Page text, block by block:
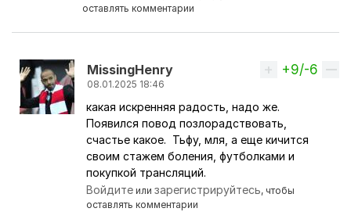
оставлять комментарии
MissingHenry
08.01.2025 18:46
Ответ на комментарий пользователяБла Бла Бла
Вверх
+9/-6
какая искренняя радость, надо же.
Появился повод позлорадствовать,
счастье какое. Тьфу, мля, а еще кичится
своим стажем боления, футболками и
покупкой трансляций.
Войдите илизарегистрируйтесь, чтобы
оставлять комментарии